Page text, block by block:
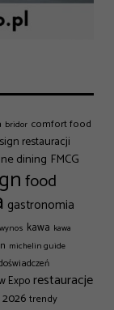
bridor comfort food
restauracji
dining FMCG
food
gastronomia
kawa kawa
michelin guide
Exporestauracje
trendy